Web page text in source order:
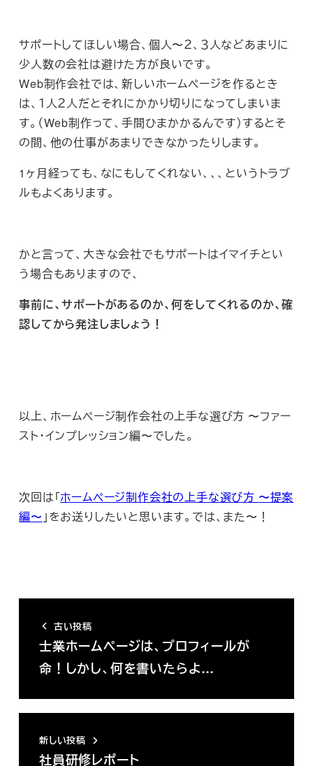
サポートしてほしい場合、個人〜２、３人などあまりに
少人数の会社は避けた方が良いです。
Web制作会社では、新しいホームページを作るとき
は、１人２人だとそれにかかり切りになってしまいま
す。（Web制作って、手間ひまかかるんです）するとそ
の間、他の仕事があまりできなかったりします。
1ヶ月経っても、なにもしてくれない、、、というトラブ
ルもよくあります。
かと言って、大きな会社でもサポートはイマイチとい
う場合もありますので、
事前に、サポートがあるのか、何をしてくれるのか、確
認してから発注しましょう！
以上、ホームページ制作会社の上手な選び方 〜ファー
スト・インプレッション編〜でした。
次回は「ホームページ制作会社の上手な選び方 〜提案
編〜 」をお送りしたいと思います。では、また〜！
古い投稿
士業ホームページは、プロフィールが
命！しかし、何を書いたらよ…
新しい投稿
社員研修レポート